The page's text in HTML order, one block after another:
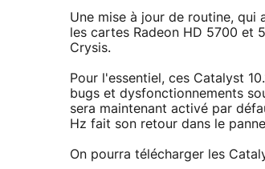
Une mise à jour de routine, qui
les cartes Radeon HD 5700 et
Crysis.
Pour l'essentiel, ces Catalyst
bugs et dysfonctionnements
sera maintenant activé par
Hz fait son retour dans le
On pourra télécharger les